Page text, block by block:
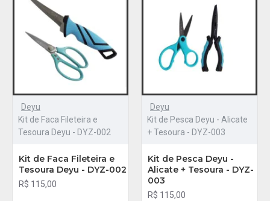
Deyu
Kit de Faca Fileteira e
Tesoura Deyu - DYZ-002
Kit de Faca Fileteira e
Tesoura Deyu - DYZ-002
R$ 115,00
Deyu
Kit de Pesca Deyu - Alicate
+ Tesoura - DYZ-003
Kit de Pesca Deyu -
Alicate + Tesoura - DYZ-
003
R$ 115,00